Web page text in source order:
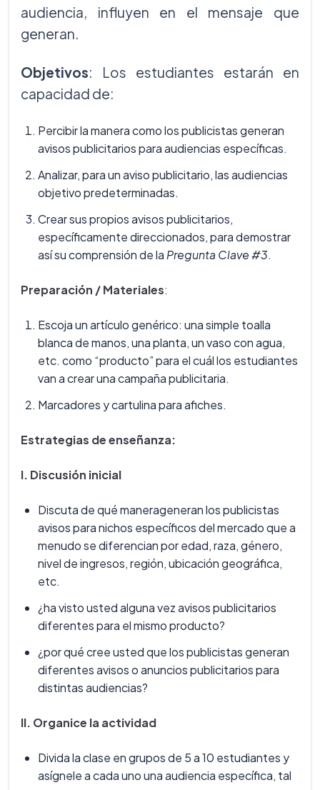
audiencia, influyen en el mensaje que
generan.
Objetivos: Los estudiantes estarán en
capacidad de:
Percibir la manera como los publicistas generan
avisos publicitarios para audiencias específicas.
Analizar, para un aviso publicitario, las audiencias
objetivo predeterminadas.
Crear sus propios avisos publicitarios,
específicamente direccionados, para demostrar
así su comprensión de la Pregunta Clave #3.
Preparación / Materiales:
Escoja un artículo genérico: una simple toalla
blanca de manos, una planta, un vaso con agua,
etc. como “producto” para el cuál los estudiantes
van a crear una campaña publicitaria.
Marcadores y cartulina para afiches.
Estrategias de enseñanza:
I. Discusión inicial
Discuta de qué manerageneran los publicistas
avisos para nichos específicos del mercado que a
menudo se diferencian por edad, raza, género,
nivel de ingresos, región, ubicación geográfica,
etc.
¿ha visto usted alguna vez avisos publicitarios
diferentes para el mismo producto?
¿por qué cree usted que los publicistas generan
diferentes avisos o anuncios publicitarios para
distintas audiencias?
II. Organice la actividad
Divida la clase en grupos de 5 a 10 estudiantes y
asígnele a cada uno una audiencia específica, tal